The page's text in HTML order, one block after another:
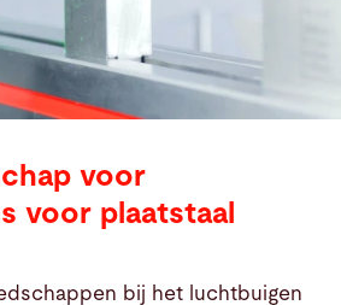
voor
voor plaatstaal
bij het luchtbuigen